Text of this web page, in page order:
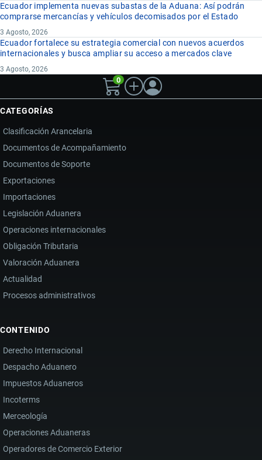
Ecuador implementa nuevas subastas de la Aduana: Así podrán
comprarse mercancías y vehículos decomisados por el Estado
3 Agosto, 2026
Ecuador fortalece su estrategia comercial con nuevos acuerdos
internacionales y busca ampliar su acceso a mercados clave
3 Agosto, 2026
0
CATEGORÍAS
Clasificación Arancelaria
Documentos de Acompañamiento
Documentos de Soporte
Exportaciones
Importaciones
Legislación Aduanera
Operaciones internacionales
Obligación Tributaria
Valoración Aduanera
Actualidad
Procesos administrativos
CONTENIDO
Derecho Internacional
Despacho Aduanero
Impuestos Aduaneros
Incoterms
Merceología
Operaciones Aduaneras
Operadores de Comercio Exterior